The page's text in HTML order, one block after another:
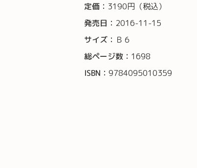
定価： 3190円（税込）
発売日： 2016-11-15
サイズ： Ｂ６
総ページ数： 1698
ISBN： 9784095010359